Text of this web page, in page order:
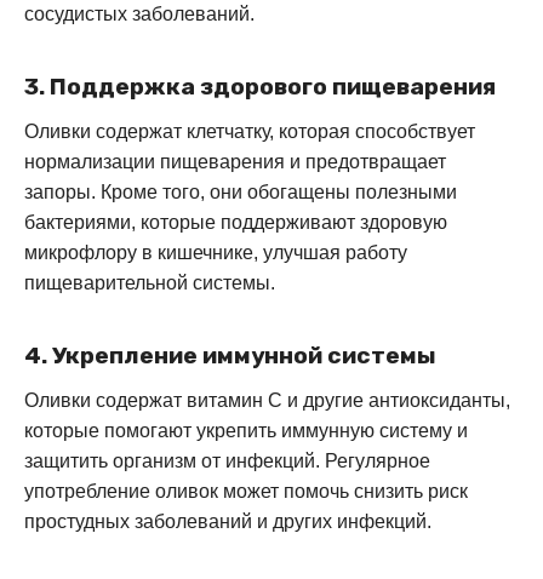
сосудистых заболеваний.
3. Поддержка здорового пищеварения
Оливки содержат клетчатку, которая способствует
нормализации пищеварения и предотвращает
запоры. Кроме того, они обогащены полезными
бактериями, которые поддерживают здоровую
микрофлору в кишечнике, улучшая работу
пищеварительной системы.
4. Укрепление иммунной системы
Оливки содержат витамин С и другие антиоксиданты,
которые помогают укрепить иммунную систему и
защитить организм от инфекций. Регулярное
употребление оливок может помочь снизить риск
простудных заболеваний и других инфекций.